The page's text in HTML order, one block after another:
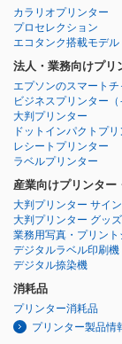
カラリオプリンター
プロセレクション
エコタンク搭載モデル
法人・業務向けプリ
エプソンのスマートチ
ビジネスプリンター
大判プリンター
ドットインパクトプリ
レシートプリンター
ラベルプリンター
産業向けプリンター
大判プリンター サイ
大判プリンター グッ
業務用写真・プリント
デジタルラベル印刷機
デジタル捺染機
消耗品
プリンター消耗品
プリンター製品情